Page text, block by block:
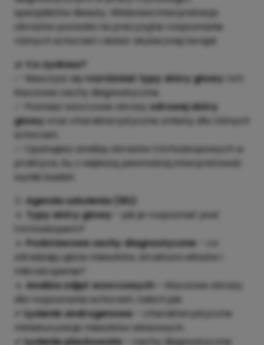
specjalistów Beauty. Właściwa interpretacja
obrazów pozwala na precyzyjne rozpoznanie
różnych schorzeń i dobór skutecznej terapii.
🌿
Co zyskasz?
✅ Nauczysz się rozróżniać typy skóry głowy
kluczowe cechy diagnostyczne.
✅ Poznasz wzorcowe obrazy zdrowej skóry
głowy oraz charakterystyczne zmiany dla różnych
schorzeń.
✅ Opanujesz analizę obrazów trichoskopowych w
praktyce, by z większą pewnością interpretować
wyniki badań.
Agenda szkolenia (6h):
Typy skóry głowy – jak je rozpoznać pod
trichoskopem?
Podstawowe cechy diagnostyczne
zdradzają ujścia mieszków, struktura włosów i
mikrokrążenie?
Analiza zdjęć wzorcowych
– kluczowe obrazy
dla rozpoznania schorzeń, takich jak:
Łysienie androgenowe – charakterystyczne
miniaturyzacje mieszków włosowych.
Łysienie plackowate – cechy diagnostyczne